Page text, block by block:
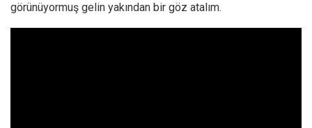
görünüyormuş gelin yakından bir göz atalım.